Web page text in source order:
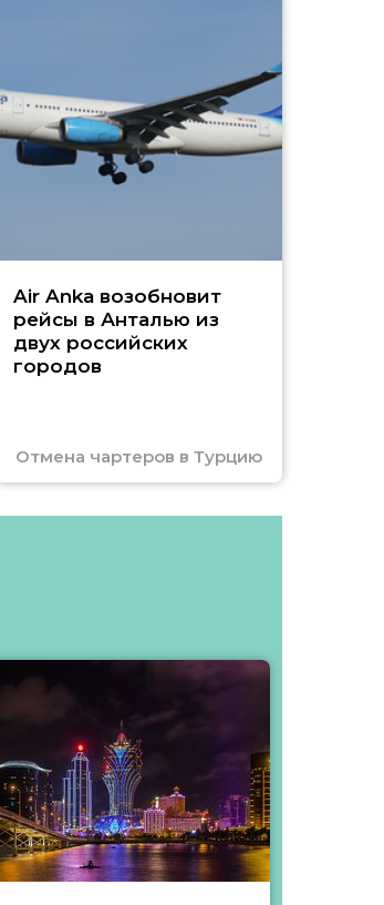
Air Anka возобновит
рейсы в Анталью из
двух российских
городов
Отмена чартеров в Турцию